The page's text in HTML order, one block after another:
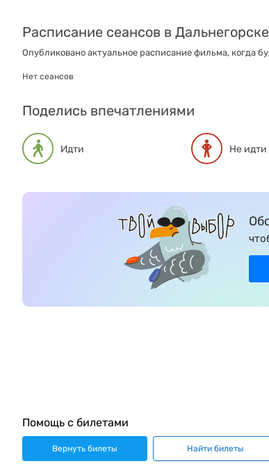
Расписание сеансов в Дальнегорске
Опубликовано актуальное расписание фильма, когда
Нет сеансов
Поделись впечатлениями
Идти Не идти
Помощь с билетами
Вернуть билеты Найти билеты